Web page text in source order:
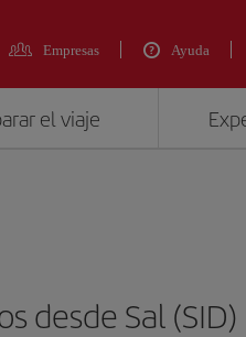
Empresas Ayuda
el viaje
desde Sal (SID)